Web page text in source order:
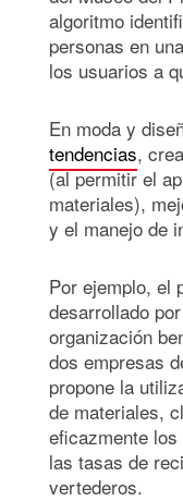
algoritmo
personas en
los usuarios a
En moda y
tendencias,
(al permitir el
materiales),
y el manejo de
Por ejemplo, el
desarrollado
organización
dos empresas
propone la
de materiales,
eficazmente
las tasas de
vertederos.